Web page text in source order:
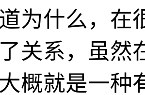
为什么，在
关系，虽然
概就是一种